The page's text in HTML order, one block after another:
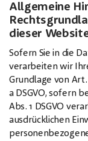
Allgemeine
dieser
Sofern Sie in die
verarbeiten wir
Grundlage von Art.
a DSGVO, sofern
Abs. 1 DSGVO
ausdrücklichen